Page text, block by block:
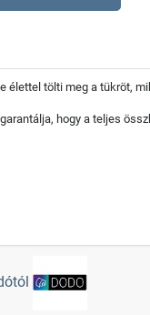
élettel tölti meg a tükröt,
hogy a teljes